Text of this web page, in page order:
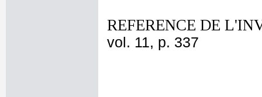
REFERENCE DE
vol. 11, p. 337